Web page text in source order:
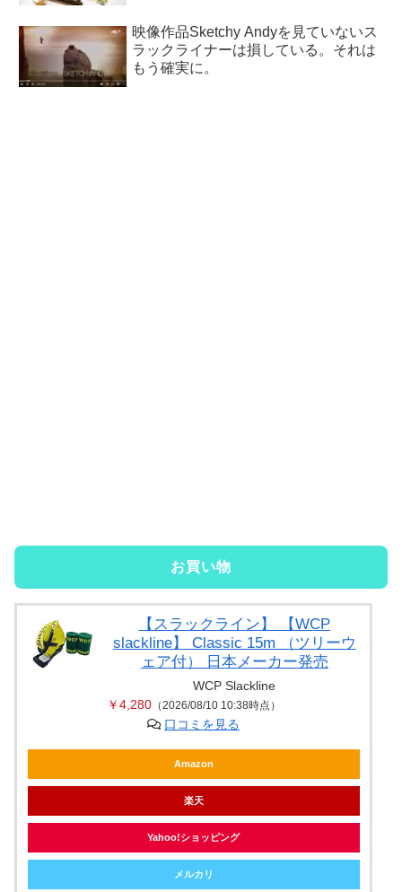
映像作品Sketchy Andyを見ていないス
ラックライナーは損している。それは
もう確実に。
お買い物
【スラックライン】 【WCP
slackline】 Classic 15m （ツリーウ
ェア付） 日本メーカー発売
WCP Slackline
￥4,280（2026/08/10 10:38時点）
口コミを見る
Amazon
楽天
Yahoo!ショッピング
メルカリ